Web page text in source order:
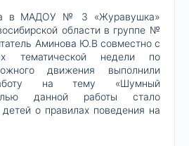
в МАДОУ № 3 «Журавушка»
области в группе №
Аминова Ю.В совместно с
тематической недели по
движения выполнили
на тему «Шумный
данной работы стало
о правилах поведения на